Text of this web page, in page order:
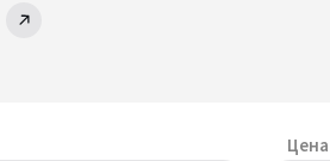
Цена